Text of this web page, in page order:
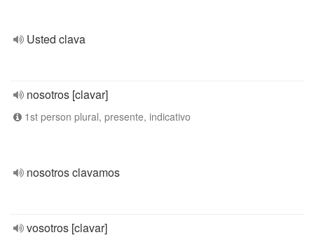
Usted clava
nosotros [clavar]
1st person plural, presente, indicativo
nosotros clavamos
vosotros [clavar]